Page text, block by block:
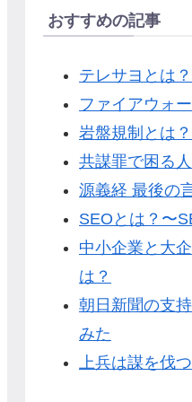
おすすめの記事
テレサヨとは？
ファイアウォ
岩盤規制とは？
共謀罪で困る
源義経 最後の
SEOとは？〜
中小企業と大
は？
朝日新聞の支
みた
上兵は謀を伐つ